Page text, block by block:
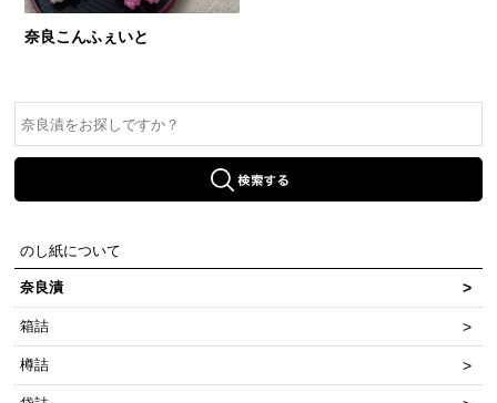
奈良こんふぇいと
のし紙について
奈良漬
箱詰
樽詰